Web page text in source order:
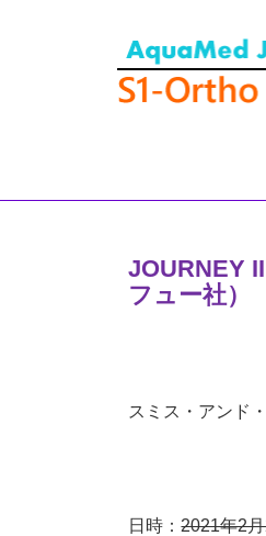
キ
JOURNEY
フュー社）
スミス・アンド
日時：2021年2